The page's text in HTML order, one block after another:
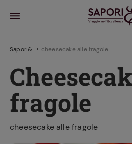
Sapori& cheesecake alle fragole
fragole
cheesecake alle fragole